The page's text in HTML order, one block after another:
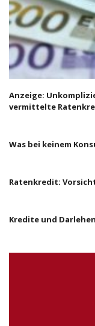
Anzeige:
vermittelte
Was bei keinem
Ratenkredit:
Kredite und Darlehen